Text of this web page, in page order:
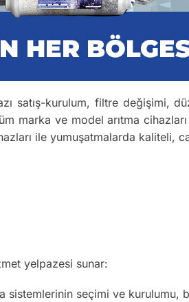
satış-kurulum, filtre değişimi,
tüm marka ve model arıtma
ile yumuşatmalarda kaliteli,
yelpazesi sunar:
sistemlerinin seçimi ve